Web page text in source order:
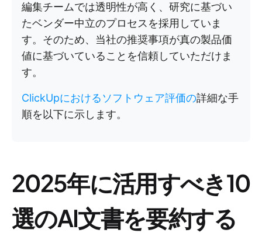
編集チームでは透明性が高く、研究に基づい
たベンダー中立のプロセスを採用していま
す。そのため、当社の推奨事項が真の製品価
値に基づいていることを信頼していただけま
す。
ClickUpにおけるソフトウェア評価の詳細な手
順を以下に示します。
2025年に活用すべき10
選のAI文書を要約する